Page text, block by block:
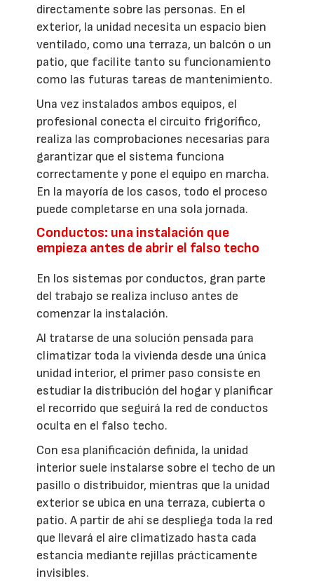
directamente sobre las personas. En el
exterior, la unidad necesita un espacio bien
ventilado, como una terraza, un balcón o un
patio, que facilite tanto su funcionamiento
como las futuras tareas de mantenimiento.
Una vez instalados ambos equipos, el
profesional conecta el circuito frigorífico,
realiza las comprobaciones necesarias para
garantizar que el sistema funciona
correctamente y pone el equipo en marcha.
En la mayoría de los casos, todo el proceso
puede completarse en una sola jornada.
Conductos: una instalación que
empieza antes de abrir el falso techo
En los sistemas por conductos, gran parte
del trabajo se realiza incluso antes de
comenzar la instalación.
Al tratarse de una solución pensada para
climatizar toda la vivienda desde una única
unidad interior, el primer paso consiste en
estudiar la distribución del hogar y planificar
el recorrido que seguirá la red de conductos
oculta en el falso techo.
Con esa planificación definida, la unidad
interior suele instalarse sobre el techo de un
pasillo o distribuidor, mientras que la unidad
exterior se ubica en una terraza, cubierta o
patio. A partir de ahí se despliega toda la red
que llevará el aire climatizado hasta cada
estancia mediante rejillas prácticamente
invisibles.